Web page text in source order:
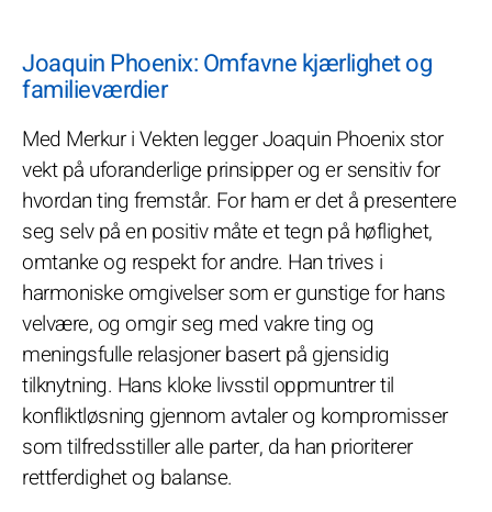
Joaquin Phoenix: Omfavne kjærlighet og
familieværdier
Med Merkur i Vekten legger Joaquin Phoenix stor
vekt på uforanderlige prinsipper og er sensitiv for
hvordan ting fremstår. For ham er det å presentere
seg selv på en positiv måte et tegn på høflighet,
omtanke og respekt for andre. Han trives i
harmoniske omgivelser som er gunstige for hans
velvære, og omgir seg med vakre ting og
meningsfulle relasjoner basert på gjensidig
tilknytning. Hans kloke livsstil oppmuntrer til
konfliktløsning gjennom avtaler og kompromisser
som tilfredsstiller alle parter, da han prioriterer
rettferdighet og balanse.